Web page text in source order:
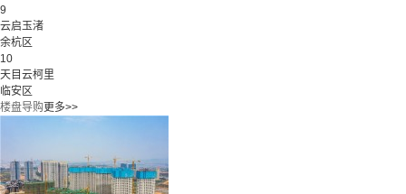
9
云启玉渚
余杭区
10
天目云柯里
临安区
楼盘导购更多>>